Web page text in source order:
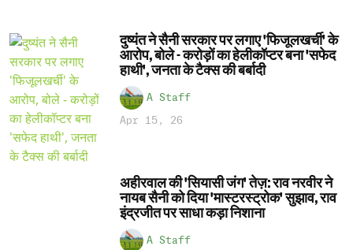
दुष्यंत ने सैनी सरकार पर लगाए 'फिजूलखर्ची' के
आरोप, बोले - करोड़ों का हेलीकॉप्टर बना 'सफेद
हाथी', जनता के टैक्स की बर्बादी
A Staff
Apr 15, 26
अहीरवाल की 'सियासी जंग' तेज़: राव नरवीर ने
नायब सैनी को दिया 'मास्टरस्ट्रोक' सुझाव, राव
इंद्रजीत पर साधा कड़ा निशाना
A Staff